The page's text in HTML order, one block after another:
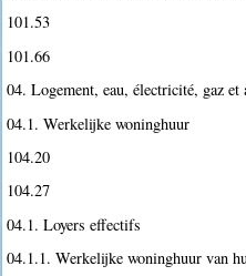
101.53
101.66
04. Logement, eau, électricité, gaz et
04.1. Werkelijke woninghuur
104.20
104.27
04.1. Loyers effectifs
04.1.1. Werkelijke woninghuur van